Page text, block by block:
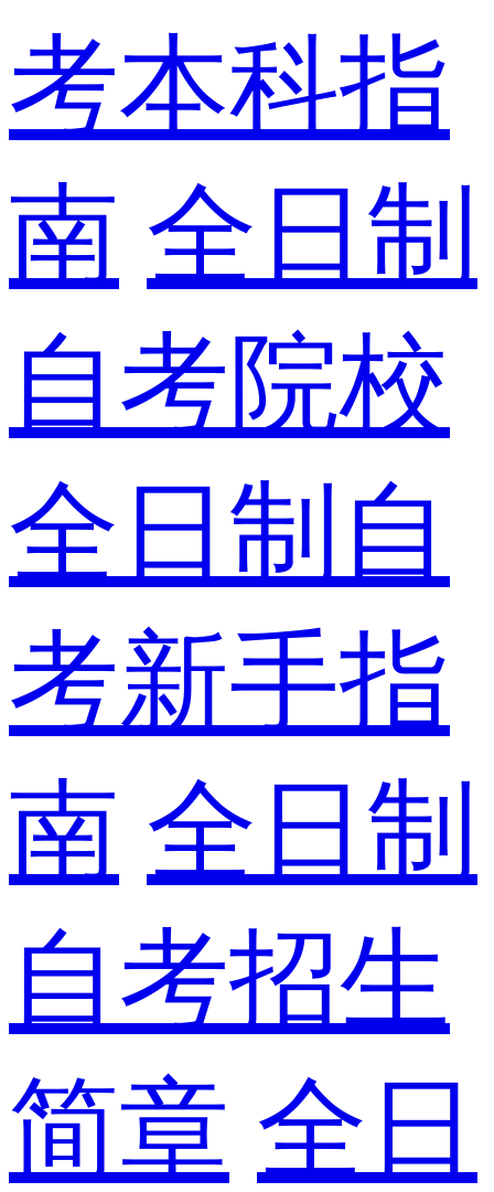
考本科指
南 全日制
自考院校
全日制自
考新手指
南 全日制
自考招生
简章 全日